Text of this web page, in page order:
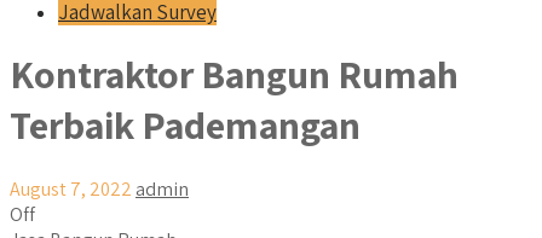
Jadwalkan Survey
Kontraktor Bangun Rumah
Terbaik Pademangan
August 7, 2022 admin
Off